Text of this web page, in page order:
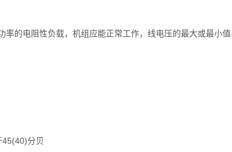
的电阻性负载，机组应能正常工作，线电压的最大或最小值
分贝